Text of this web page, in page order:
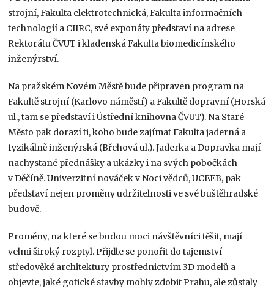
strojní, Fakulta elektrotechnická, Fakulta informačních
technologií a CIIRC, své exponáty představí na adrese
Rektorátu ČVUT i kladenská Fakulta biomedicínského
inženýrství.
Na pražském Novém Městě bude připraven program na
Fakultě strojní (Karlovo náměstí) a Fakultě dopravní (Horská
ul., tam se představí i Ústřední knihovna ČVUT). Na Staré
Město pak dorazí ti, koho bude zajímat Fakulta jaderná a
fyzikálně inženýrská (Břehová ul.). Jaderka a Dopravka mají
nachystané přednášky a ukázky i na svých pobočkách
v Děčíně. Univerzitní nováček v Noci vědců, UCEEB, pak
představí nejen proměny udržitelnosti ve své buštěhradské
budově.
Proměny, na které se budou moci návštěvníci těšit, mají
velmi široký rozptyl. Přijďte se ponořit do tajemství
středověké architektury prostřednictvím 3D modelů a
objevte, jaké gotické stavby mohly zdobit Prahu, ale zůstaly